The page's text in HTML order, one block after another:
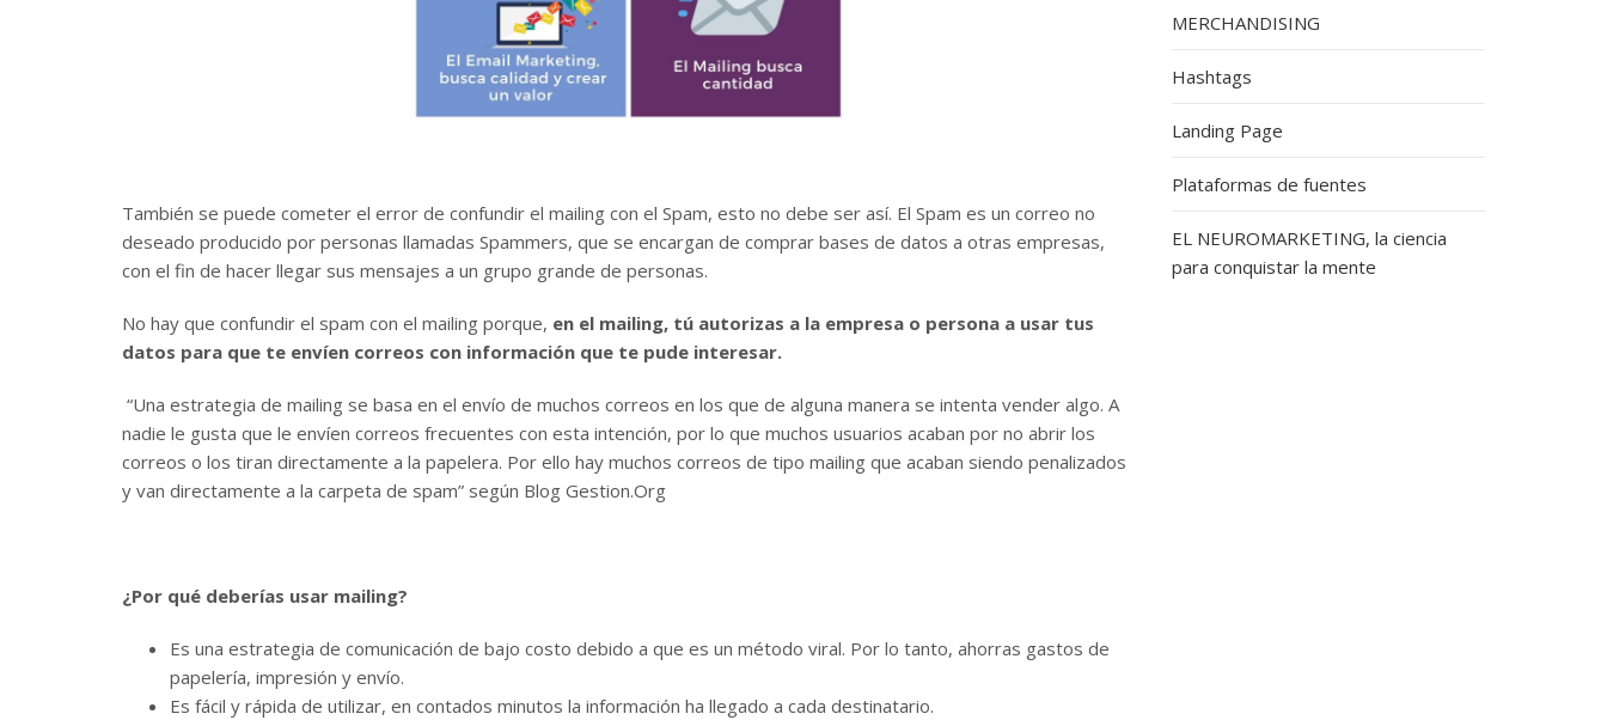
También se puede cometer el error de confundir el mailing con el Spam, esto no debe ser así. El Spam es un correo no
deseado producido por personas llamadas Spammers, que se encargan de comprar bases de datos a otras empresas,
con el fin de hacer llegar sus mensajes a un grupo grande de personas.
No hay que confundir el spam con el mailing porque, en el mailing, tú autorizas a la empresa o persona a usar tus
datos para que te envíen correos con información que te pude interesar.
“Una estrategia de mailing se basa en el envío de muchos correos en los que de alguna manera se intenta vender algo. A
nadie le gusta que le envíen correos frecuentes con esta intención, por lo que muchos usuarios acaban por no abrir los
correos o los tiran directamente a la papelera. Por ello hay muchos correos de tipo mailing que acaban siendo penalizados
y van directamente a la carpeta de spam” según Blog Gestion.Org
¿Por qué deberías usar mailing?
Es una estrategia de comunicación de bajo costo debido a que es un método viral. Por lo tanto, ahorras gastos de
papelería, impresión y envío.
Es fácil y rápida de utilizar, en contados minutos la información ha llegado a cada destinatario.
MERCHANDISING
Hashtags
Landing Page
Plataformas de fuentes
EL NEUROMARKETING, la ciencia
para conquistar la mente